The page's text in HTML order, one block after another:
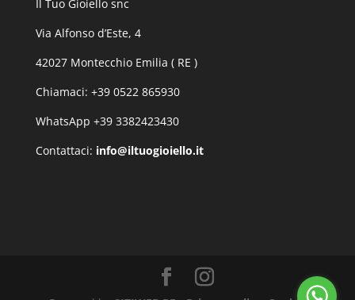
Il Tuo Gioiello snc
Via Alfonso d’Este, 4
42027 Montecchio Emilia ( RE )
Chiamaci: +39 0522 865930
WhatsApp +39 3382423430
Contattaci: info@iltuogioiello.it